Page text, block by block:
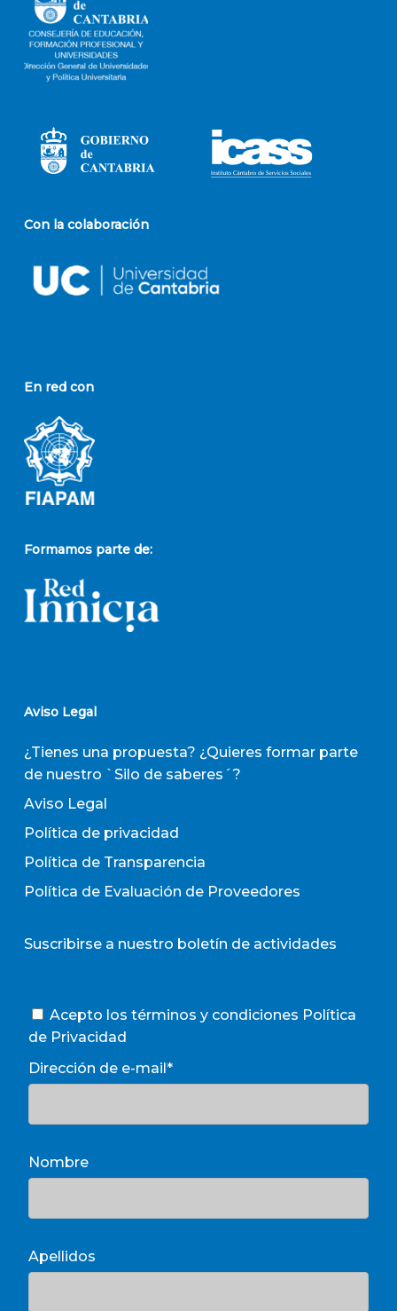
Con la colaboración
En red con
Formamos parte de:
Aviso Legal
¿Tienes una propuesta? ¿Quieres formar parte
de nuestro `Silo de saberes´?
Aviso Legal
Política de privacidad
Política de Transparencia
Política de Evaluación de Proveedores
Suscribirse a nuestro boletín de actividades
Acepto los términos y condiciones Política
de Privacidad
Dirección de e-mail*
Nombre
Apellidos